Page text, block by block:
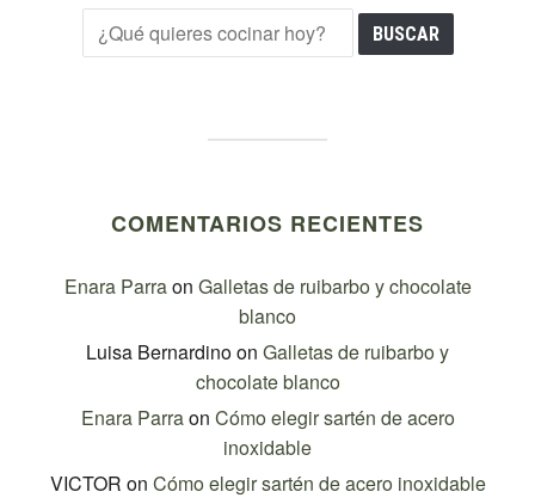
COMENTARIOS RECIENTES
Enara Parraon Galletas de ruibarbo y chocolate
blanco
Luisa Bernardinoon Galletas de ruibarbo y
chocolate blanco
Enara Parraon Cómo elegir sartén de acero
inoxidable
VICTOR on Cómo elegir sartén de acero inoxidable